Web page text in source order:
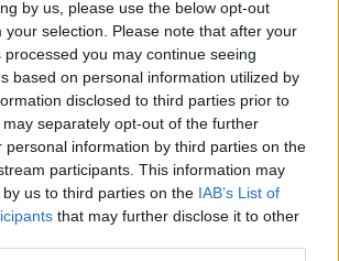
by us, please use the below opt-out
your selection. Please note that after your
you may continue seeing
based on personal information utilized by
disclosed to third parties prior to
separately opt-out of the further
personal information by third parties on the
participants. This information may
us to third parties on the IAB’s List of
that may further disclose it to other